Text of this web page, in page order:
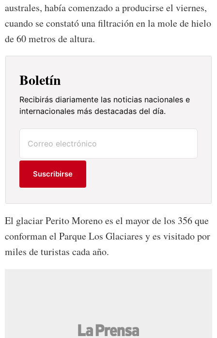
australes, había comenzado a producirse el viernes,
cuando se constató una filtración en la mole de hielo
de 60 metros de altura.
Boletín
Recibirás diariamente las noticias nacionales e
internacionales más destacadas del día.
Suscribirse
El glaciar Perito Moreno es el mayor de los 356 que
conforman el Parque Los Glaciares y es visitado por
miles de turistas cada año.